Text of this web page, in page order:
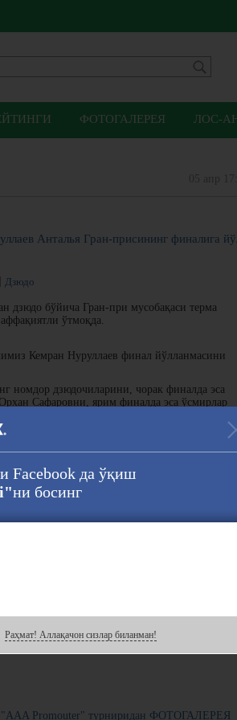
ФОТОГАЛЕРЕЯ ЛОС-
Анталья Гран-присининг финалига
Дзюдо
дзюдо бўйича Гран-при мусобақаси терма
ўтмоқда.
Кемран Нуруллаев финал йўлланмасини
номдор дзюдочиларини, чорак финалда эса
Сафаровни, ярим финалда эса ўсмирлар
доғда қолдирди.
Ҳал қилувчи беллашувда дзюдочимизга
Ҳавола :
"AAA Promouter" турниридан ФОТОГАЛЕРЕЯ
Facebook да ўқиш
ни босинг
Раҳмат! Аллақачон сизлар биланман!